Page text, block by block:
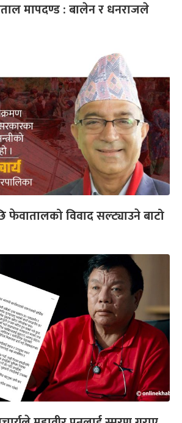
मापदण्ड : बालेन र धनराजले
फेवातालको विवाद सल्ट्याउने बाटो